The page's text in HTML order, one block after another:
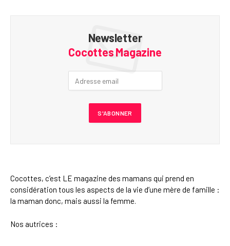
Newsletter
Cocottes Magazine
Cocottes, c’est LE magazine des mamans qui prend en
considération tous les aspects de la vie d’une mère de famille :
la maman donc, mais aussi la femme.
Nos autrices :